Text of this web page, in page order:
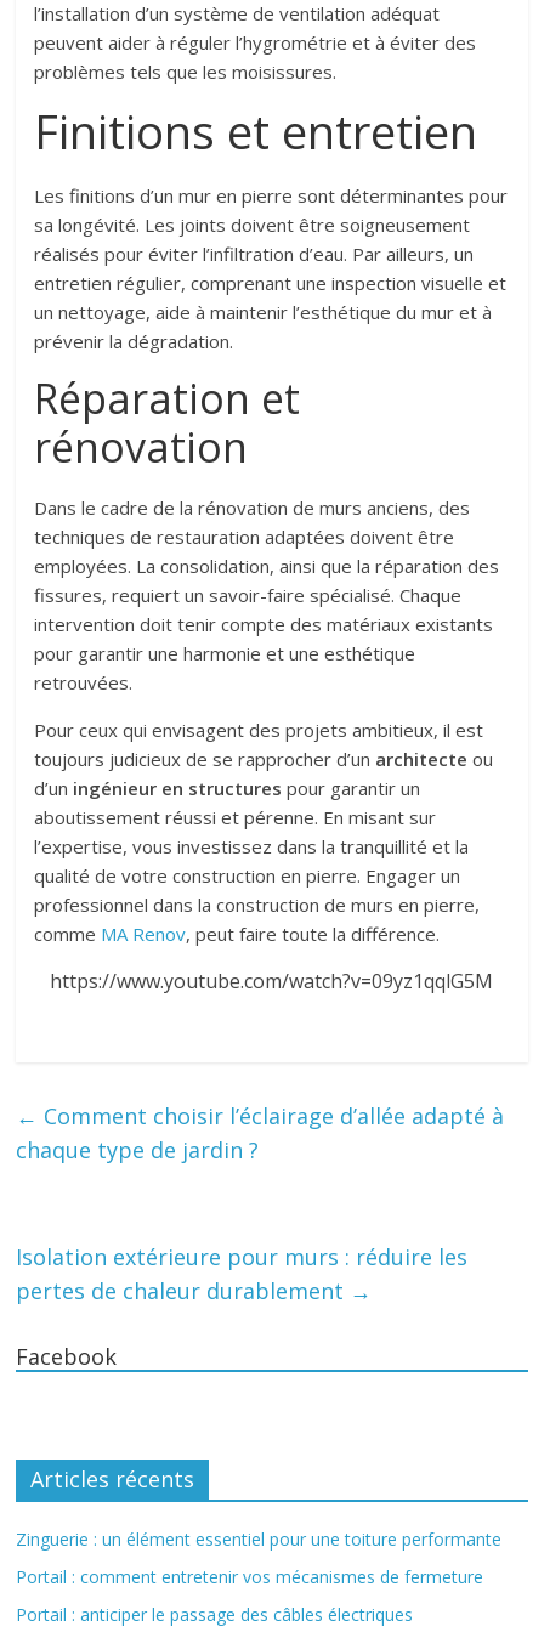
l’installation d’un système de ventilation adéquat
peuvent aider à réguler l’hygrométrie et à éviter des
problèmes tels que les moisissures.
Finitions et entretien
Les finitions d’un mur en pierre sont déterminantes pour
sa longévité. Les joints doivent être soigneusement
réalisés pour éviter l’infiltration d’eau. Par ailleurs, un
entretien régulier, comprenant une inspection visuelle et
un nettoyage, aide à maintenir l’esthétique du mur et à
prévenir la dégradation.
Réparation et
rénovation
Dans le cadre de la rénovation de murs anciens, des
techniques de restauration adaptées doivent être
employées. La consolidation, ainsi que la réparation des
fissures, requiert un savoir-faire spécialisé. Chaque
intervention doit tenir compte des matériaux existants
pour garantir une harmonie et une esthétique
retrouvées.
Pour ceux qui envisagent des projets ambitieux, il est
toujours judicieux de se rapprocher d’un architecte ou
d’un ingénieur en structures pour garantir un
aboutissement réussi et pérenne. En misant sur
l’expertise, vous investissez dans la tranquillité et la
qualité de votre construction en pierre. Engager un
professionnel dans la construction de murs en pierre,
comme MA Renov, peut faire toute la différence.
https://www.youtube.com/watch?v=09yz1qqlG5M
← Comment choisir l’éclairage d’allée adapté à
chaque type de jardin ?
Isolation extérieure pour murs : réduire les
pertes de chaleur durablement →
Facebook
Articles récents
Zinguerie : un élément essentiel pour une toiture performante
Portail : comment entretenir vos mécanismes de fermeture
Portail : anticiper le passage des câbles électriques